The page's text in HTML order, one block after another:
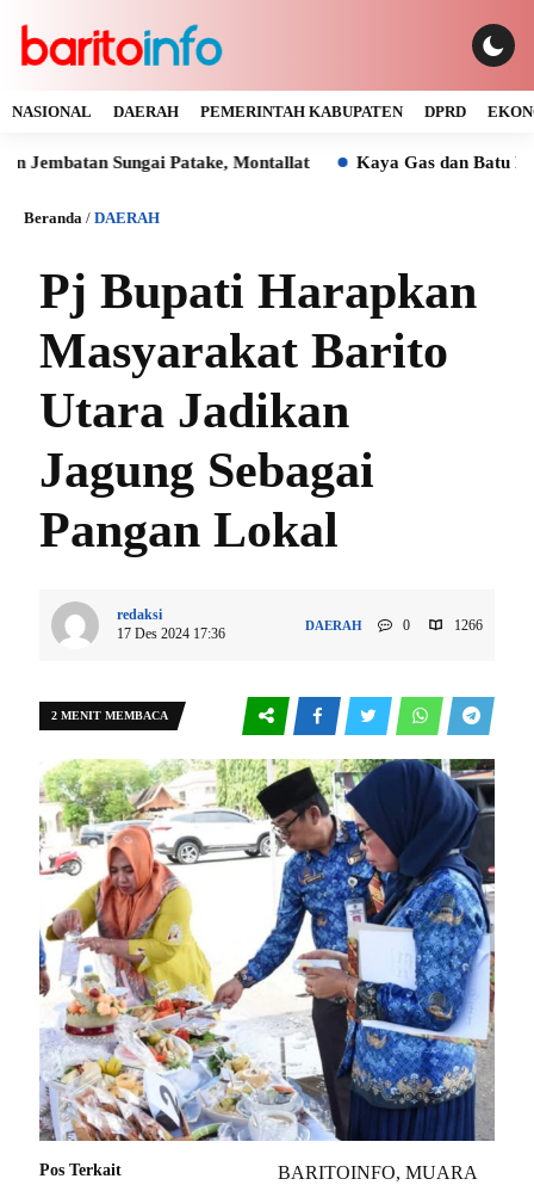
NASIONAL DAERAH PEMERINTAH KABUPATEN DPRD
Sungai Patake, Montallat Kaya Gas dan Batu Bara
Beranda / DAERAH
Pj Bupati Harapkan
Masyarakat Barito
Utara Jadikan
Jagung Sebagai
Pangan Lokal
redaksi
17 Des 2024 17:36
DAERAH 0 1266
2 MENIT MEMBACA
BARITOINFO, MUARA
Pos Terkait